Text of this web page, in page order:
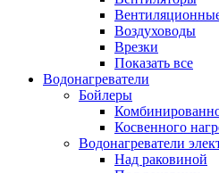
Воздуховоды
Врезки
Показать все
Водонагреватели
Бойлеры
Косвенного
Водонагреватели
Над раковиной